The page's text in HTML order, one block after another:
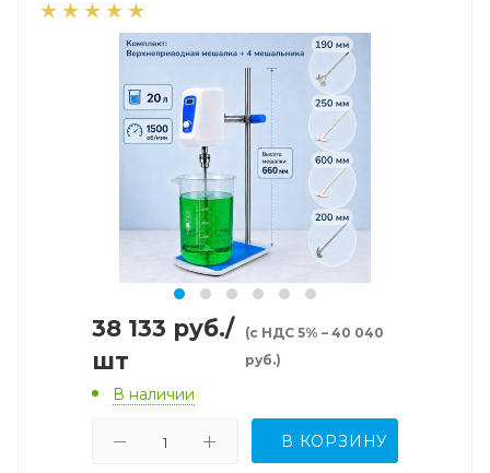
38 133 руб./
шт
(с НДС 5% – 40 040
руб.)
В наличии
В КОРЗИНУ